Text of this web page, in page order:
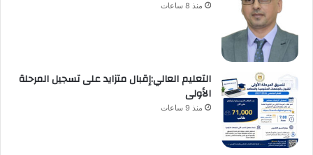
منذ 8 ساعات
التعليم العالي:إقبال متزايد على تسجيل المرحلة
الأولى
منذ 9 ساعات